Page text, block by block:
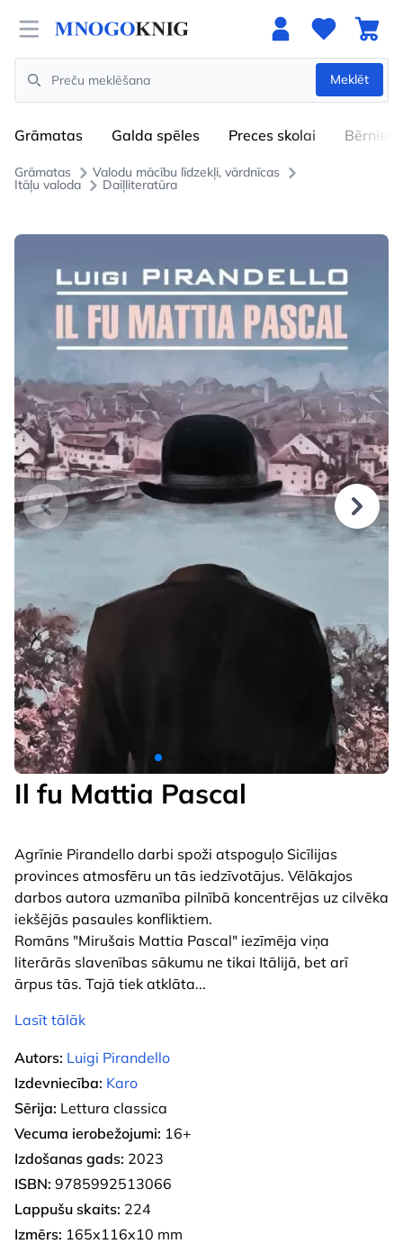
Open menu
Search
Meklēt
Grāmatas Galda spēles Preces skolai Bērniem
Grāmatas Valodu mācību līdzekļi, vārdnīcas
Itāļu valoda Daiļliteratūra
Il fu Mattia Pascal
Agrīnie Pirandello darbi spoži atspoguļo Sicīlijas
provinces atmosfēru un tās iedzīvotājus. Vēlākajos
darbos autora uzmanība pilnībā koncentrējas uz cilvēka
iekšējās pasaules konfliktiem.
Romāns "Mirušais Mattia Pascal" iezīmēja viņa
literārās slavenības sākumu ne tikai Itālijā, bet arī
ārpus tās. Tajā tiek atklāta...
Lasīt tālāk
Autors: Luigi Pirandello
Izdevniecība: Karo
Sērija: Lettura classica
Vecuma ierobežojumi: 16+
Izdošanas gads: 2023
ISBN: 9785992513066
Lappušu skaits: 224
Izmērs: 165x116x10 mm